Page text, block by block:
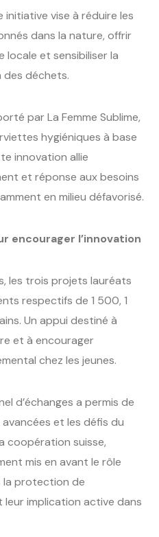
initiative vise à réduire les
dans la nature, offrir
locale et sensibiliser la
des déchets.
par La Femme Sublime,
hygiéniques à base
innovation allie
et réponse aux besoins
en milieu défavorisé.
encourager l’innovation
les trois projets lauréats
respectifs de 1 500, 1
Un appui destiné à
et à encourager
chez les jeunes.
d’échanges a permis de
et les défis du
coopération suisse,
mis en avant le rôle
la protection de
leur implication active dans